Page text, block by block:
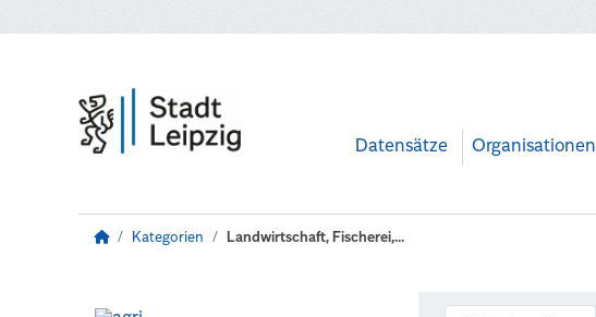
Datensätze Organisationen
Kategorien Landwirtschaft, Fischerei,...